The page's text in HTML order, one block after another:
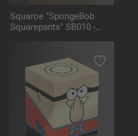
Squaroe "SpongeBob
Squarepants" SB010 -